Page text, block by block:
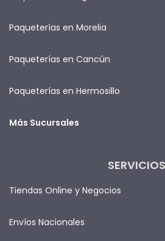
Paqueterías en Morelia
Paqueterías en Cancún
Paqueterías en Hermosillo
Más Sucursales
SERVICIOS
Tiendas Online y Negocios
Envíos Nacionales